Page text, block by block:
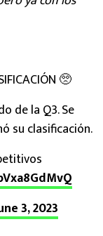
🥺
de la Q3. Se
su clasificación.
3, 2023